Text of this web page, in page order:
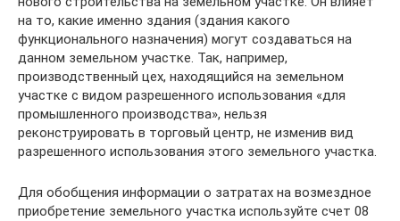
на то, какие именно здания (здания какого
функционального назначения) могут создаваться на
данном земельном участке. Так, например,
производственный цех, находящийся на земельном
участке с видом разрешенного использования «для
промышленного производства», нельзя
реконструировать в торговый центр, не изменив вид
разрешенного использования этого земельного участка.
Для обобщения информации о затратах на возмездное
приобретение земельного участка используйте счет 08